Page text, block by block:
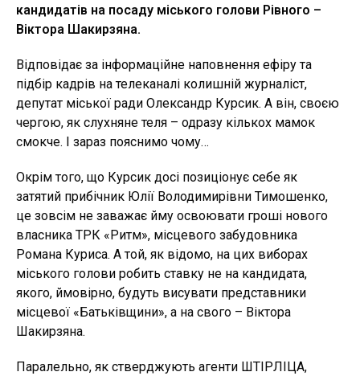
кандидатів на посаду міського голови Рівного –
Віктора Шакирзяна.
Відповідає за інформаційне наповнення ефіру та
підбір кадрів на телеканалі колишній журналіст,
депутат міської ради Олександр Курсик. А він, своєю
чергою, як слухняне теля – одразу кількох мамок
смокче. І зараз пояснимо чому…
Окрім того, що Курсик досі позиціонує себе як
затятий прибічник Юлії Володимирівни Тимошенко,
це зовсім не заважає йму освоювати гроші нового
власника ТРК «Ритм», місцевого забудовника
Романа Куриса. А той, як відомо, на цих виборах
міського голови робить ставку не на кандидата,
якого, ймовірно, будуть висувати представники
місцевої «Батьківщини», а на свого – Віктора
Шакирзяна.
Паралельно, як стверджують агенти ШТІРЛІЦА,